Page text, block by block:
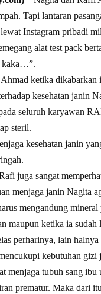
Tapi lantaran
Instagram pribadi
alat test pack
kaka…”.
ketika
kesehatan janin
seluruh karyawan
steril.
kesehatan janin
juga sangat
menjaga janin Nagita
mengandung
maupun ketika ia
perharinya, lain
kebutuhan
menjaga tubuh sang
prematur. Maka dari